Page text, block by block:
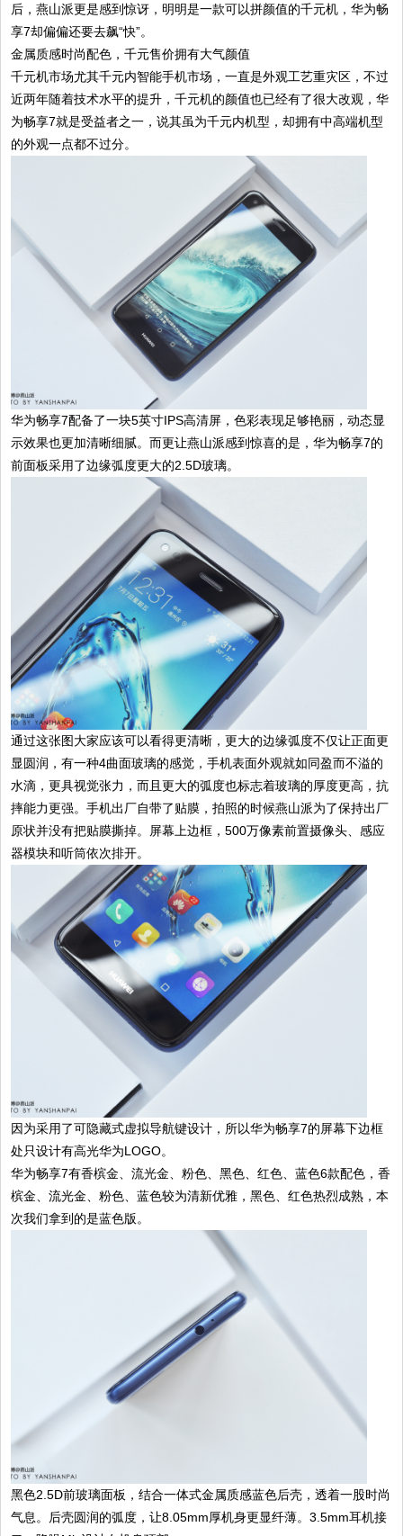
后，燕山派更是感到惊讶，明明是一款可以拼颜值的千元机，华为畅
享7却偏偏还要去飙“快”。
金属质感时尚配色，千元售价拥有大气颜值
千元机市场尤其千元内智能手机市场，一直是外观工艺重灾区，不过
近两年随着技术水平的提升，千元机的颜值也已经有了很大改观，华
为畅享7就是受益者之一，说其虽为千元内机型，却拥有中高端机型
的外观一点都不过分。
华为畅享7配备了一块5英寸IPS高清屏，色彩表现足够艳丽，动态显
示效果也更加清晰细腻。而更让燕山派感到惊喜的是，华为畅享7的
前面板采用了边缘弧度更大的2.5D玻璃。
通过这张图大家应该可以看得更清晰，更大的边缘弧度不仅让正面更
显圆润，有一种4曲面玻璃的感觉，手机表面外观就如同盈而不溢的
水滴，更具视觉张力，而且更大的弧度也标志着玻璃的厚度更高，抗
摔能力更强。手机出厂自带了贴膜，拍照的时候燕山派为了保持出厂
原状并没有把贴膜撕掉。屏幕上边框，500万像素前置摄像头、感应
器模块和听筒依次排开。
因为采用了可隐藏式虚拟导航键设计，所以华为畅享7的屏幕下边框
处只设计有高光华为LOGO。
华为畅享7有香槟金、流光金、粉色、黑色、红色、蓝色6款配色，香
槟金、流光金、粉色、蓝色较为清新优雅，黑色、红色热烈成熟，本
次我们拿到的是蓝色版。
黑色2.5D前玻璃面板，结合一体式金属质感蓝色后壳，透着一股时尚
气息。后壳圆润的弧度，让8.05mm厚机身更显纤薄。3.5mm耳机接